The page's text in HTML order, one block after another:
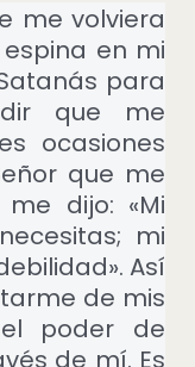
me volviera
en mi
para
que me
ocasiones
que me
dijo: «Mi
mi
Así
de mis
poder de
de mí. Es